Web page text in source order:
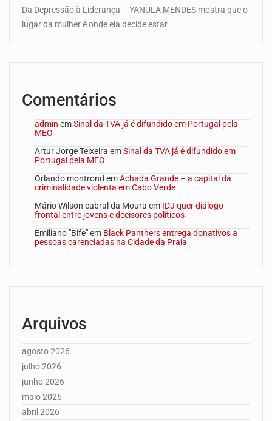
Da Depressão à Liderança – YANULA MENDES mostra que o
lugar da mulher é onde ela decide estar.
Comentários
admin emSinal da TVA já é difundido em Portugal pela
MEO
Artur Jorge Teixeira emSinal da TVA já é difundido em
Portugal pela MEO
Orlando montrond emAchada Grande – a capital da
criminalidade violenta em Cabo Verde
Mário Wilson cabral da Moura em IDJ quer diálogo
frontal entre jovens e decisores políticos
Emiliano "Bife"em Black Panthers entrega donativos a
pessoas carenciadas na Cidade da Praia
Arquivos
agosto 2026
julho 2026
junho 2026
maio 2026
abril 2026